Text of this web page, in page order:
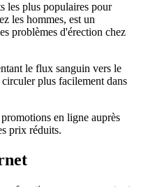
les plus populaires pour
les hommes, est un
problèmes d'érection chez
le flux sanguin vers le
plus facilement dans
en ligne auprès
prix réduits.